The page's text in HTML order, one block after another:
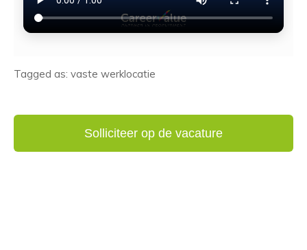
Tagged as: vaste werklocatie